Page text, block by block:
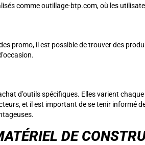
comme outillage-btp.com, où les
promo, il est possible de trouver des
d’outils spécifiques. Elles varient
et il est important de se tenir informé
DE